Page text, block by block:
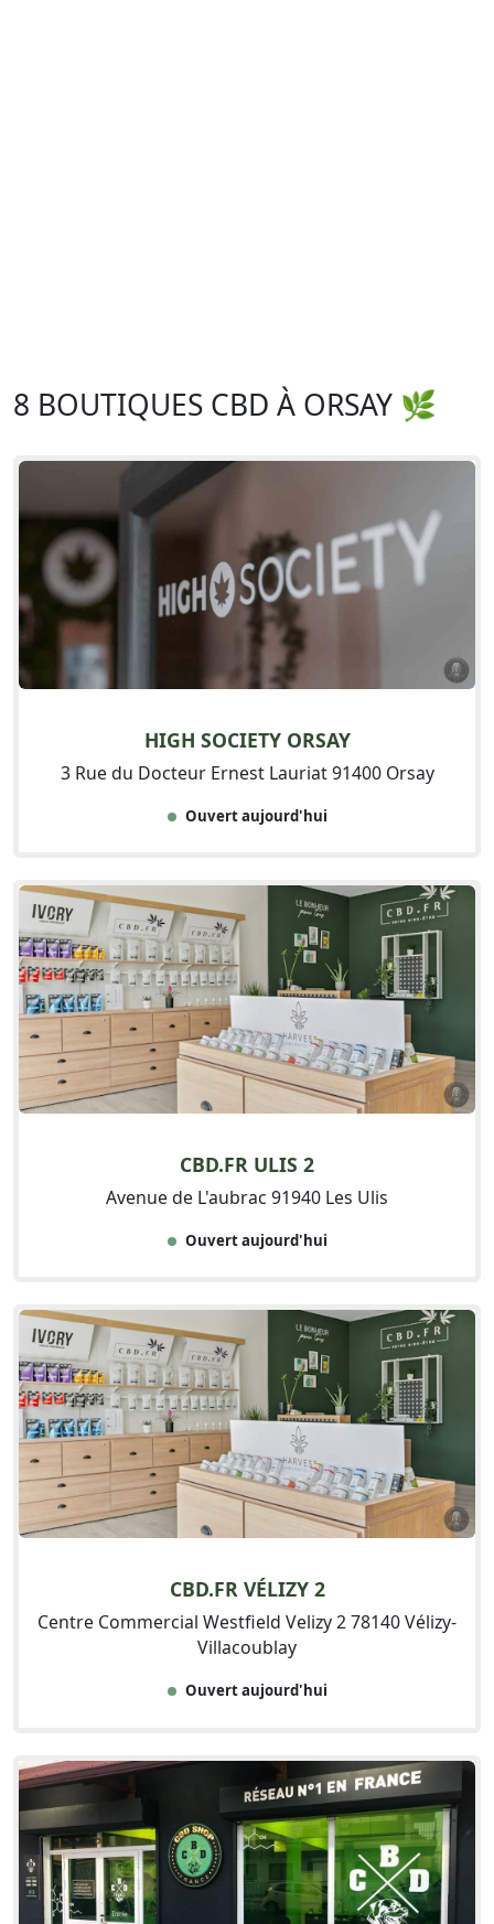
8 BOUTIQUES CBD À ORSAY 🌿
HIGH SOCIETY ORSAY
3 Rue du Docteur Ernest Lauriat 91400 Orsay
Ouvert aujourd'hui
CBD.FR ULIS 2
Avenue de L'aubrac 91940 Les Ulis
Ouvert aujourd'hui
CBD.FR VÉLIZY 2
Centre Commercial Westfield Velizy 2 78140 Vélizy-
Villacoublay
Ouvert aujourd'hui